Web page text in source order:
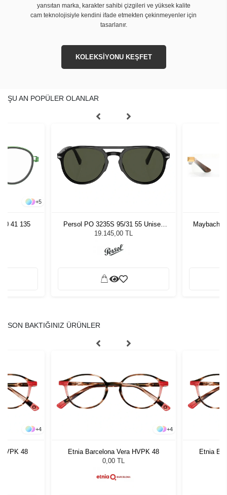
yansıtan marka, karakter sahibi çizgileri ve yüksek kalite
cam teknolojisiyle kendini ifade etmekten çekinmeyenler için
tasarlanır.
KOLEKSİYONU KEŞFET
ŞU AN POPÜLER OLANLAR
+5
41 135
Persol PO 3235S 95/31 55 Unisex
Güneş Gözlüğü
19.145,00 TL
Maybach
SON BAKTIĞINIZ ÜRÜNLER
+4
48
+4
Etnia Barcelona Vera HVPK 48
0,00 TL
Etnia